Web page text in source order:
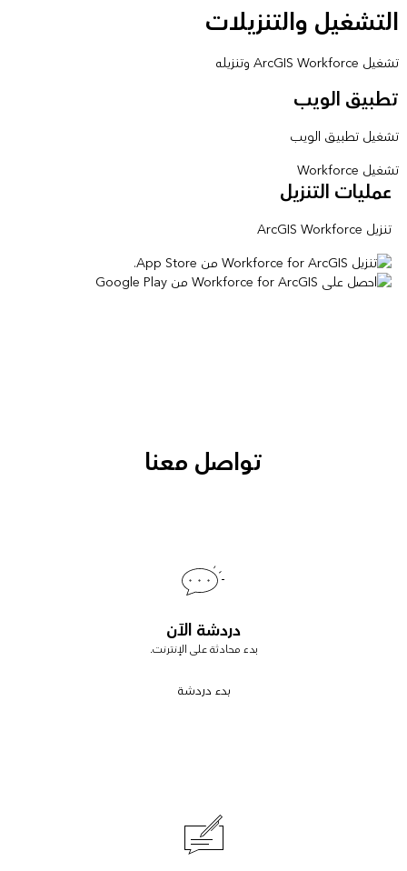
التشغيل والتنزيلات
تشغيل ArcGIS Workforce وتنزيله
تطبيق الويب
تشغيل تطبيق الويب
تشغيل Workforce
عمليات التنزيل
تنزيل ArcGIS Workforce
تواصل معنا
دردشة الآن
بدء محادثة على الإنترنت.
بدء دردشة